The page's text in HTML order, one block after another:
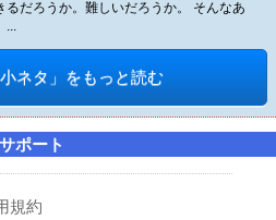
るだろうか。難しいだろうか。 そんなあ
...
小ネタ」をもっと読む
サポート
規約